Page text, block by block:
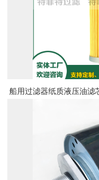
船用过滤器纸质液压油